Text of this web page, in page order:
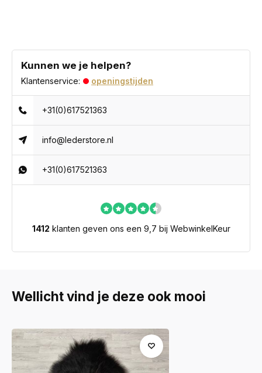
Kunnen we je helpen?
Klantenservice: openingstijden
+31(0)617521363
info@lederstore.nl
+31(0)617521363
1412 klanten geven ons een 9,7 bij WebwinkelKeur
Wellicht vind je deze ook mooi